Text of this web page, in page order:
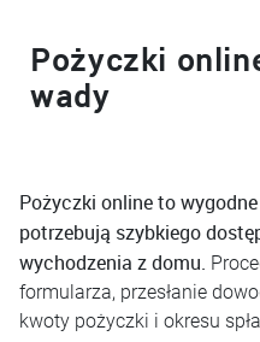
Pożyczki
wady
Pożyczki online to
potrzebują szybkiego
wychodzenia z domu.
formularza, przesłanie
kwoty pożyczki i okresu